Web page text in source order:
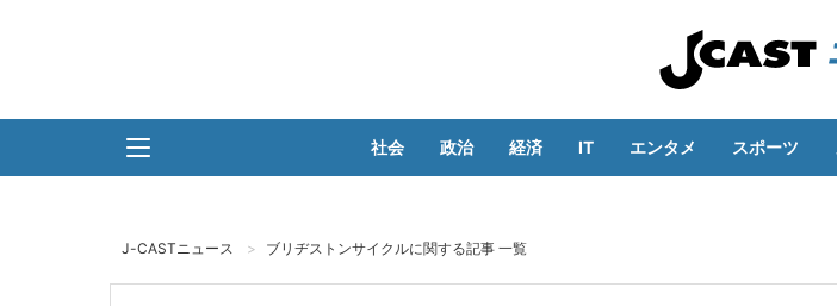
社会 政治 経済 IT エンタメ スポーツ
J-CASTニュース ブリヂストンサイクルに関する記事 一覧